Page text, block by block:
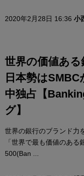
2020年2月28日 16:36 小
世界の価値ある
日本勢は
中独占【
グ】
世界の銀行のブランド力
「世界で最も価値のある
500(Ban ...